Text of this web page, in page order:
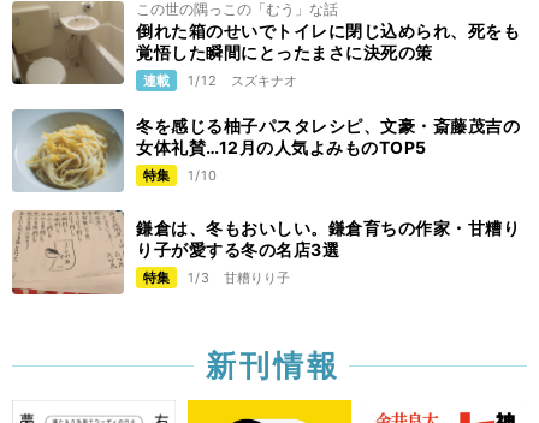
この世の隅っこの「むう」な話
倒れた箱のせいでトイレに閉じ込められ、死をも
覚悟した瞬間にとったまさに決死の策
連載 1/12 スズキナオ
冬を感じる柚子パスタレシピ、文豪・斎藤茂吉の
女体礼賛…12月の人気よみものTOP5
特集 1/10
鎌倉は、冬もおいしい。鎌倉育ちの作家・甘糟り
り子が愛する冬の名店3選
特集 1/3 甘糟りり子
新刊情報